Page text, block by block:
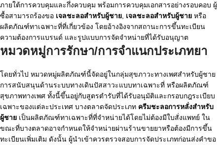
ภายใต้การควบคุมและกึ่งควบคุม พร้อมการควบคุมเอกสารอย่างรอบคอบ ผู้
ซื้อสามารถร้องขอ เจลชะลอสำหรับผู้ชาย เจลชะลอสำหรับผู้ชาย หรือ
ผลิตภัณฑ์ทาเฉพาะที่ที่เกี่ยวข้อง โดยอ้างอิงจากสถานะการขึ้นทะเบียน
ความต้องการแบรนด์ และรูปแบบการจัดจำหน่ายที่ได้รับอนุญาต
หมวดหมู่การรักษา/การจำแนกประเภทยา
โดยทั่วไป หมวดหมู่ผลิตภัณฑ์นี้จัดอยู่ในกลุ่มสุขภาวะทางเพศสำหรับผู้ชาย
การสนับสนุนด้านระบบทางเดินปัสสาวะแบบทาเฉพาะที่ หรือผลิตภัณฑ์
สุขภาพทางเพศ ทั้งนี้ขึ้นอยู่กับสูตรตำรับที่ได้รับอนุมัติและกรอบกฎระเบียบ
เฉพาะของแต่ละประเทศ บางตลาดจัดประเภท ครีมชะลอการหลั่งสำหรับ
ผู้ชาย เป็นผลิตภัณฑ์ทาเฉพาะที่ที่จำหน่ายได้โดยไม่ต้องมีใบสั่งแพทย์ ใน
ขณะที่บางตลาดอาจกำหนดให้จำหน่ายผ่านร้านขายยาหรือต้องมีการขึ้น
ทะเบียนเพิ่มเติม ดังนั้น ผู้นำเข้าควรตรวจสอบการจัดประเภทก่อนส่งคำขอ